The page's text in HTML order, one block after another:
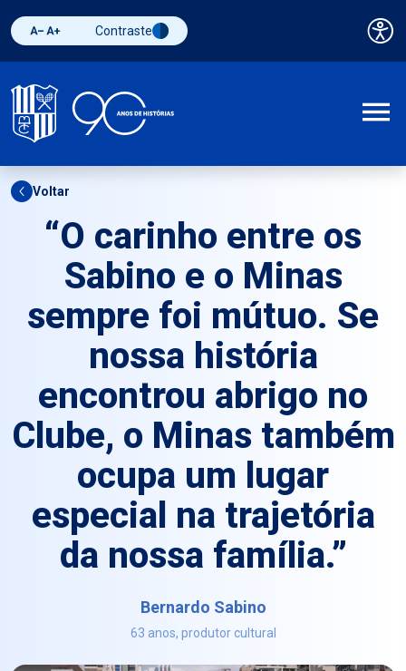
Diminuir fonte
Aumentar fonteAlternar contraste
Contraste
Voltar
“O carinho entre os
Sabino e o Minas
sempre foi mútuo. Se
nossa história
encontrou abrigo no
Clube, o Minas também
ocupa um lugar
especial na trajetória
da nossa família.”
Bernardo Sabino
63 anos, produtor cultural